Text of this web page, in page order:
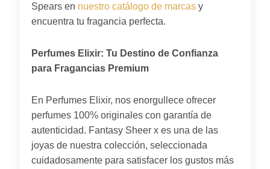
Spears en nuestro catálogo de marcas y
encuentra tu fragancia perfecta.
Perfumes Elixir: Tu Destino de Confianza
para Fragancias Premium
En Perfumes Elixir, nos enorgullece ofrecer
perfumes 100% originales con garantía de
autenticidad. Fantasy Sheer x es una de las
joyas de nuestra colección, seleccionada
cuidadosamente para satisfacer los gustos más